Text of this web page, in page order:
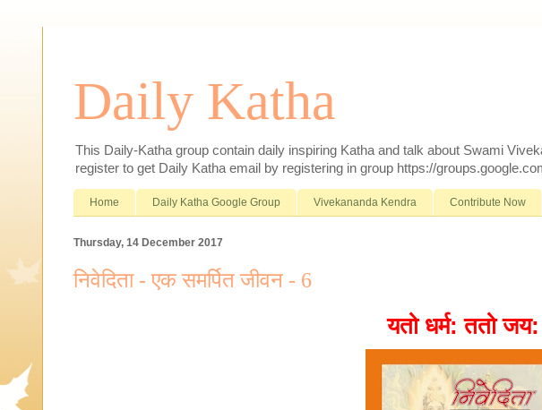
Daily Katha
This Daily-Katha group contain daily inspiring Katha and talk about Swami
register to get Daily Katha email by registering in group https://
Home Daily Katha Google Group Vivekananda Kendra Contribute Now
Thursday, 14 December 2017
निवेदिता - एक समर्पित जीवन - 6
यतो धर्म: ततो जय: